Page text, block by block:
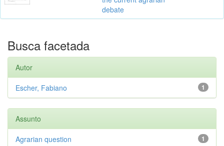
debate
Busca facetada
Autor
1
Escher, Fabiano
Assunto
1
Agrarian question